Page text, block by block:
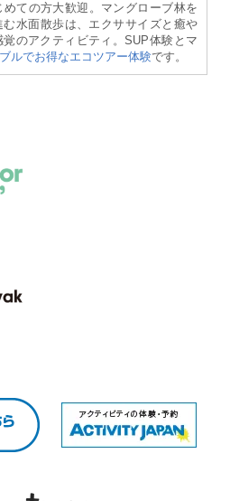
ての方大歓迎。マングローブ林を
水面散歩は、エクササイズと癒や
のアクティビティ。SUP体験とマ
ルでお得なエコツアー体験です。